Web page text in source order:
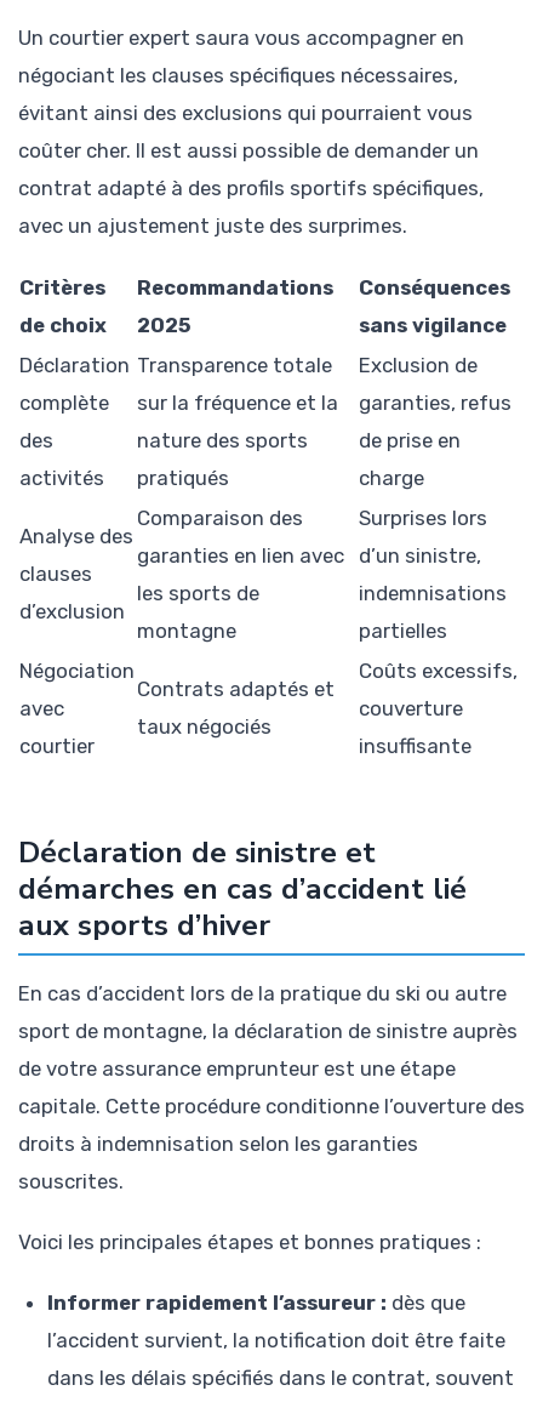
Un courtier expert saura vous accompagner en
négociant les clauses spécifiques nécessaires,
évitant ainsi des exclusions qui pourraient vous
coûter cher. Il est aussi possible de demander un
contrat adapté à des profils sportifs spécifiques,
avec un ajustement juste des surprimes.
Critères
de choix
Recommandations
2025
Conséquences
sans vigilance
Déclaration
complète
des
activités
Transparence totale
sur la fréquence et la
nature des sports
pratiqués
Exclusion de
garanties, refus
de prise en
charge
Analyse des
clauses
d’exclusion
Comparaison des
garanties en lien avec
les sports de
montagne
Surprises lors
d’un sinistre,
indemnisations
partielles
Négociation
avec
courtier
Contrats adaptés et
taux négociés
Coûts excessifs,
couverture
insuffisante
Déclaration de sinistre et
démarches en cas d’accident lié
aux sports d’hiver
En cas d’accident lors de la pratique du ski ou autre
sport de montagne, la déclaration de sinistre auprès
de votre assurance emprunteur est une étape
capitale. Cette procédure conditionne l’ouverture des
droits à indemnisation selon les garanties
souscrites.
Voici les principales étapes et bonnes pratiques :
Informer rapidement l’assureur : dès que
l’accident survient, la notification doit être faite
dans les délais spécifiés dans le contrat, souvent